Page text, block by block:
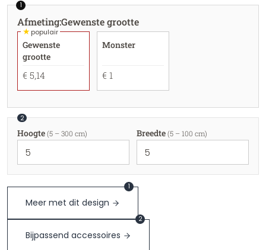
1
Afmeting:Gewenste grootte
★populair
Gewenste
grootte
€ 5,14
Monster
€ 1
2
Hoogte (5 – 300 cm) Breedte (5 – 100 cm)
Meer met dit design
1
Bijpassend accessoires
2